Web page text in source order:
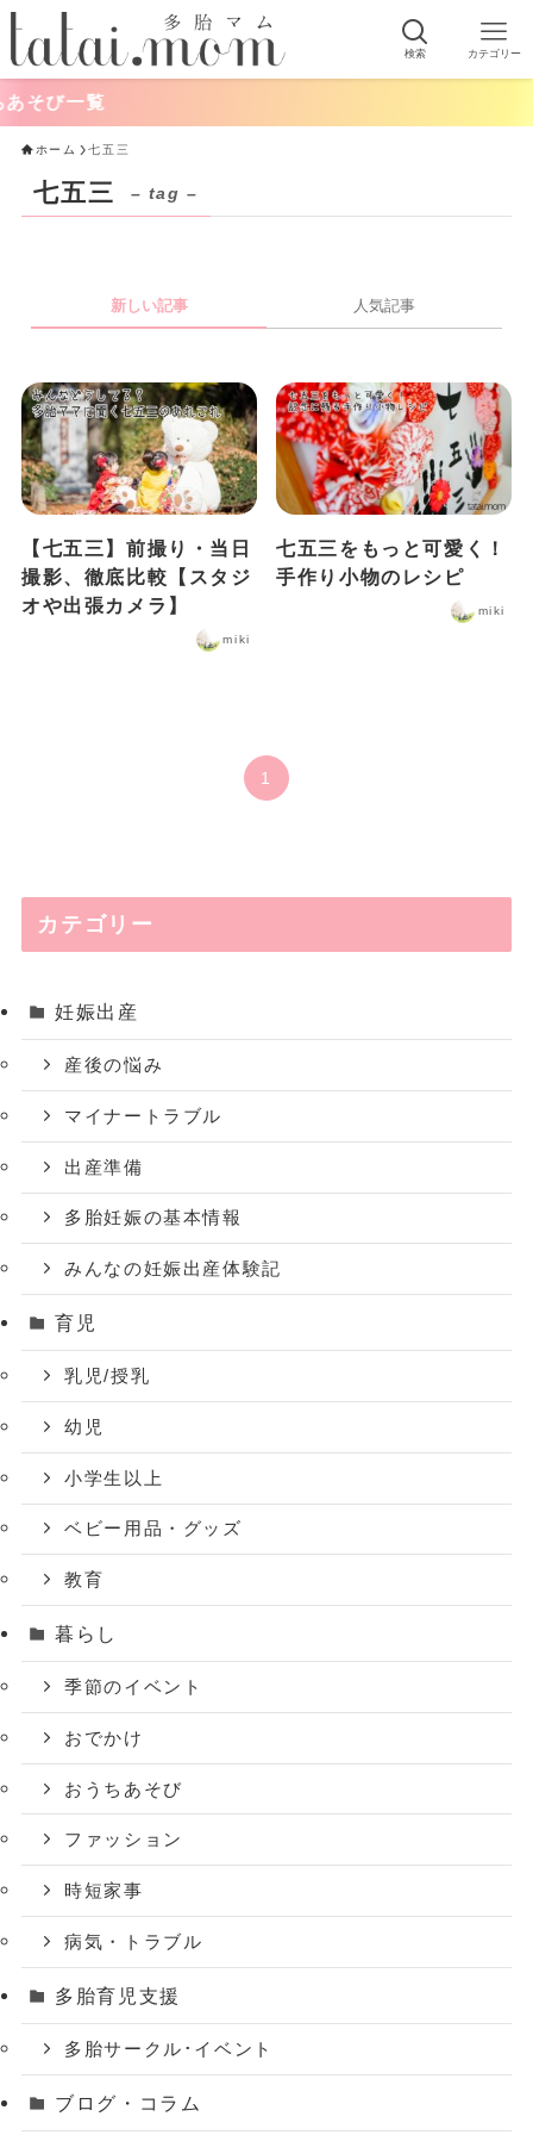
検索 カテゴリー
そび一覧
ホーム 七五三
七五三 – tag –
新しい記事 人気記事
【七五三】前撮り・当日
撮影、徹底比較【スタジ
オや出張カメラ】
miki
七五三をもっと可愛く！
手作り小物のレシピ
miki
1
カテゴリー
妊娠出産
産後の悩み
マイナートラブル
出産準備
多胎妊娠の基本情報
みんなの妊娠出産体験記
育児
乳児/授乳
幼児
小学生以上
ベビー用品・グッズ
教育
暮らし
季節のイベント
おでかけ
おうちあそび
ファッション
時短家事
病気・トラブル
多胎育児支援
多胎サークル･イベント
ブログ・コラム